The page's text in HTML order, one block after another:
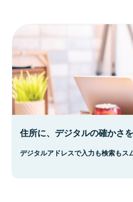
住所に、デジタルの確かさを
デジタルアドレスで入力も検索もス